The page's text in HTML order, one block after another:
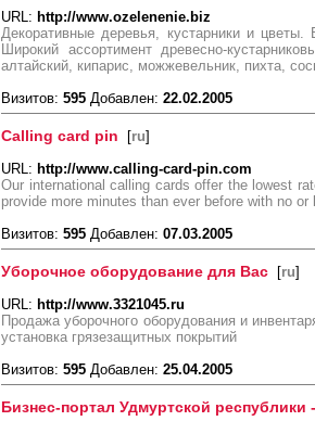
URL: http://www.ozelenenie.biz
Декоративные деревья, кустарники и
Широкий ассортимент древесно-
алтайский, кипарис, можжевельник, пихта,
Визитов: 595 Добавлен: 22.02.2005
Calling card pin [ru]
URL: http://www.calling-card-pin.com
Our international calling cards offer the lowest
provide more minutes than ever before with no
Визитов: 595 Добавлен: 07.03.2005
Уборочное оборудование для Вас [ru]
URL: http://www.3321045.ru
Продажа уборочного оборудования и
установка грязезащитных покрытий
Визитов: 595 Добавлен: 25.04.2005
Бизнес-портал Удмуртской